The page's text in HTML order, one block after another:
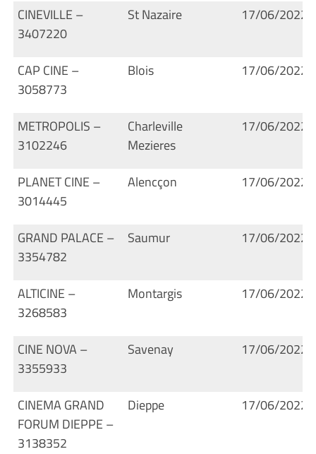
CINEVILLE –
3407220
St Nazaire 17/06/2022
CAP CINE –
3058773
Blois 17/06/2022
METROPOLIS –
3102246
Charleville
Mezieres
17/06/2022
PLANET CINE –
3014445
Alencçon 17/06/2022
GRAND PALACE –
3354782
Saumur 17/06/2022
ALTICINE –
3268583
Montargis 17/06/2022
CINE NOVA –
3355933
Savenay 17/06/2022
CINEMA GRAND
FORUM DIEPPE –
3138352
Dieppe 17/06/2022